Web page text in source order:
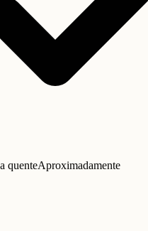
quenteAproximadamente